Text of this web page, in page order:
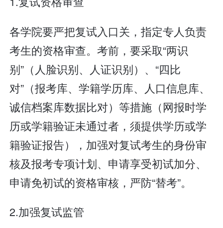
各学院要严把复试入口关，指定专人负责
考生的资格审查。考前，要采取“两识
别”（人脸识别、人证识别）、“四比
对”（报考库、学籍学历库、人口信息库、
诚信档案库数据比对）等措施（网报时学
历或学籍验证未通过者，须提供学历或学
籍验证报告），加强对复试考生的身份审
核及报考专项计划、申请享受初试加分、
申请免初试的资格审核，严防“替考”。
2.加强复试监管